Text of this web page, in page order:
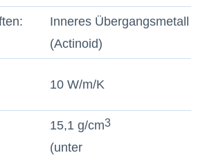
Inneres Übergangsmetall
(Actinoid)
10 W/m/K
15,1 g/cm3
(unter